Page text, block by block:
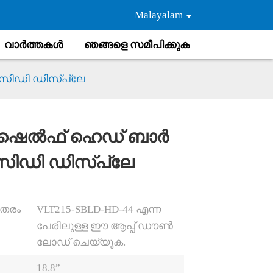
Malayalam
വാർത്തകൾ ഞങ്ങളെ സമീപിക്കുക
ഡിസ്പ്ലേ
Loading...
Loading...
ഷെൽഫ് ഹെഡ് ബാർ
ഡിസ്പ്ലേ
VLT215-SBLD-HD-44 എന്ന
പേരിലുള്ള ഈ ആപ്പ് ഡൗൺ
ലോഡ് ചെയ്യുക.
18.8”